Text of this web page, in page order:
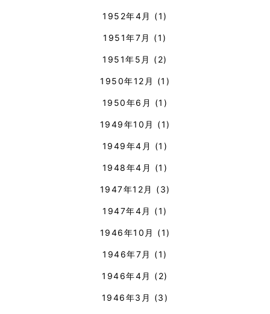
1952年4月 (1)
1951年7月 (1)
1951年5月 (2)
1950年12月 (1)
1950年6月 (1)
1949年10月 (1)
1949年4月 (1)
1948年4月 (1)
1947年12月 (3)
1947年4月 (1)
1946年10月 (1)
1946年7月 (1)
1946年4月 (2)
1946年3月 (3)